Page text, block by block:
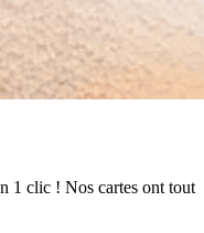
1 clic ! Nos cartes ont tout